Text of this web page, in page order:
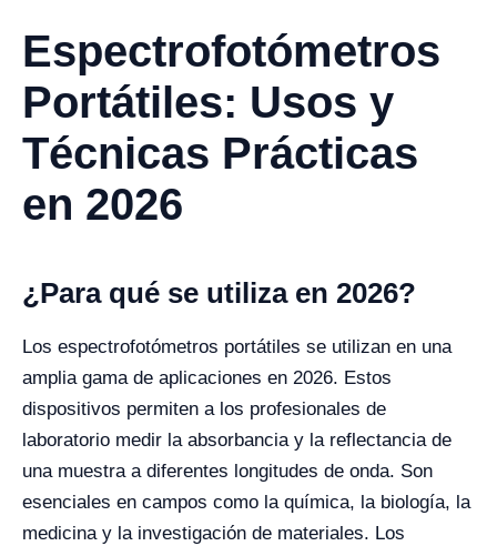
Espectrofotómetros
Portátiles: Usos y
Técnicas Prácticas
en 2026
¿Para qué se utiliza en 2026?
Los espectrofotómetros portátiles se utilizan en una
amplia gama de aplicaciones en 2026. Estos
dispositivos permiten a los profesionales de
laboratorio medir la absorbancia y la reflectancia de
una muestra a diferentes longitudes de onda. Son
esenciales en campos como la química, la biología, la
medicina y la investigación de materiales. Los